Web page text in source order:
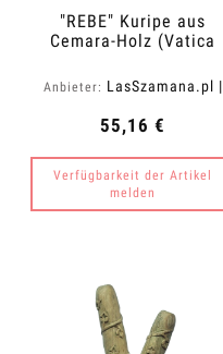
"REBE" Kuripe aus
Cemara-Holz (Vatica
Anbieter: LasSzamana.pl |
55,16 €
Verfügbarkeit der Artikel
melden